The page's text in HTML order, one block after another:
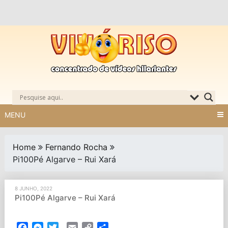
MENU
Home
Fernando Rocha
Pi100Pé Algarve – Rui Xará
8 JUNHO, 2022
Pi100Pé Algarve – Rui Xará